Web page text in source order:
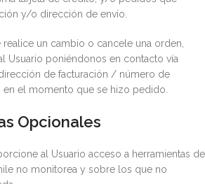
y/o dirección de envío.
un cambio o cancele una orden,
Usuario poniéndonos en contacto vía
de facturación / número de
el momento que se hizo pedido.
Opcionales
al Usuario acceso a herramientas de
no monitorea y sobre los que no